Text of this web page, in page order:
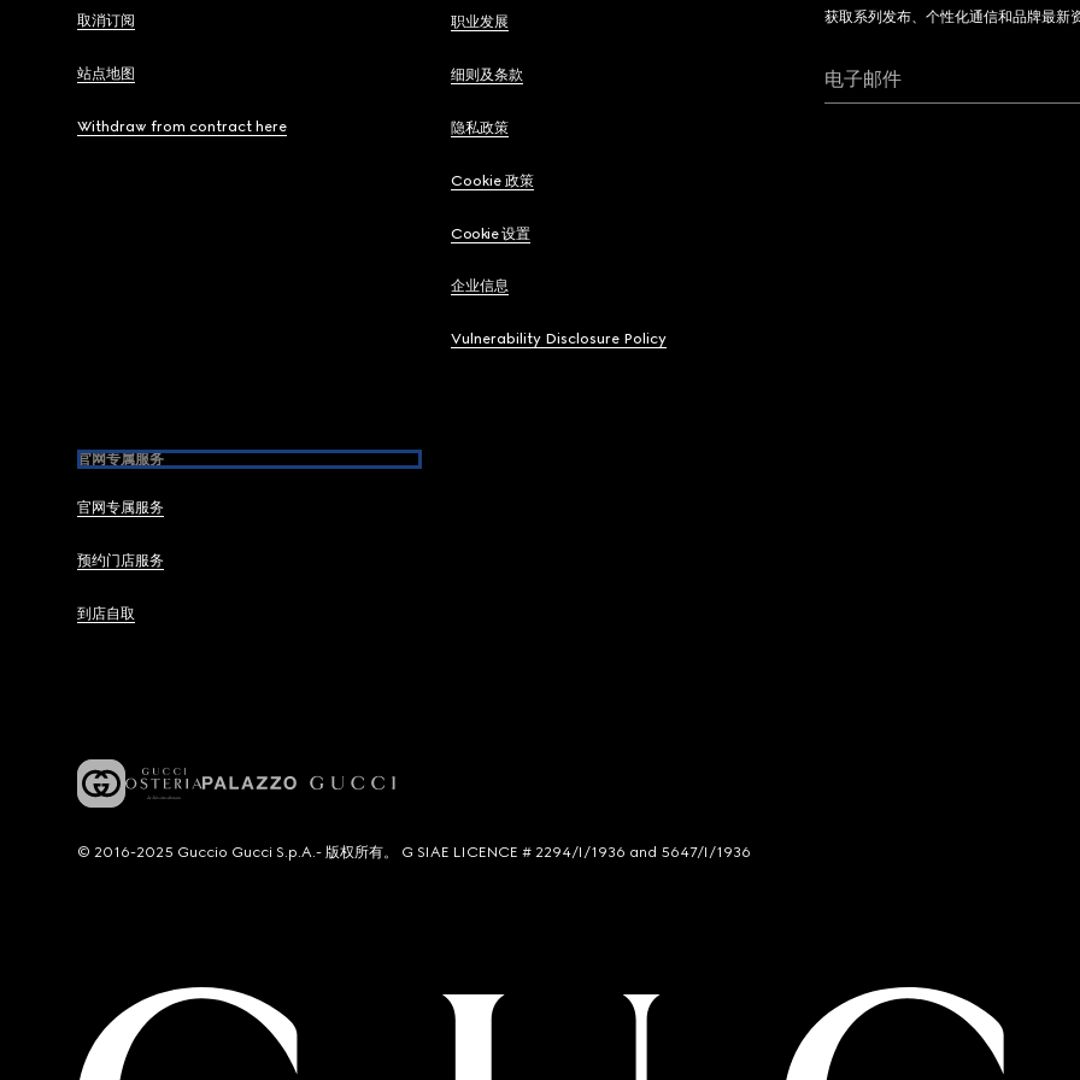
取消订阅
站点地图
Withdraw from contract here
职业发展
细则及条款
隐私政策
Cookie 政策
Cookie 设置
企业信息
Vulnerability Disclosure Policy
官网专属服务
官网专属服务
预约门店服务
到店自取
获取系列发布、个性化通信和品牌最新
电子邮件
© 2016-2025 Guccio Gucci S.p.A.- 版权所有。 G SIAE LICENCE # 2294/I/1936 and 5647/I/1936